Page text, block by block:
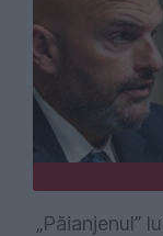
„Păianjenul”